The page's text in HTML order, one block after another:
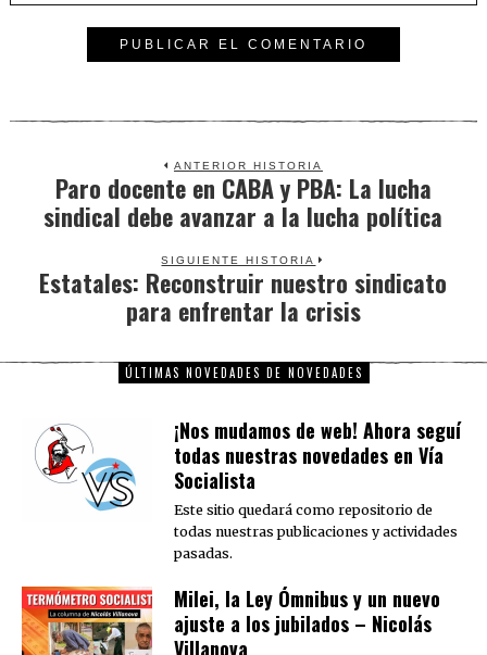
ANTERIOR HISTORIA
Previous
post:
Paro docente en CABA y PBA: La lucha
sindical debe avanzar a la lucha política
SIGUIENTE HISTORIA
Next
post:
Estatales: Reconstruir nuestro sindicato
para enfrentar la crisis
ÚLTIMAS NOVEDADES DE NOVEDADES
¡Nos mudamos de web! Ahora seguí
todas nuestras novedades en Vía
Socialista
Este sitio quedará como repositorio de
todas nuestras publicaciones y actividades
pasadas.
Milei, la Ley Ómnibus y un nuevo
ajuste a los jubilados – Nicolás
Villanova